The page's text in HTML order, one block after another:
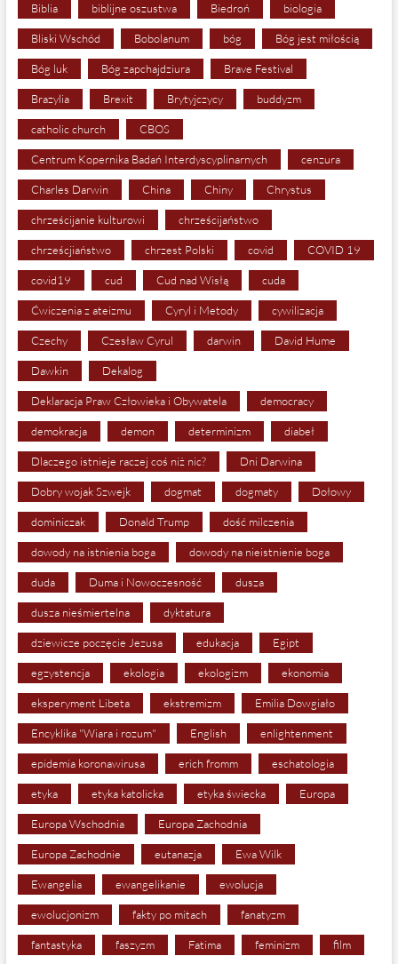
Biblia biblijne oszustwa Biedroń biologia
Bliski Wschód Bobolanum bóg Bóg jest miłością
Bóg luk Bóg zapchajdziura Brave Festival
Brazylia Brexit Brytyjczycy buddyzm
catholic church CBOS
Centrum Kopernika Badań Interdyscyplinarnych cenzura
Charles Darwin China Chiny Chrystus
chrześcijanie kulturowi chrześcijaństwo
chrześcjiaństwo chrzest Polski covid COVID 19
covid19 cud Cud nad Wisłą cuda
Ćwiczenia z ateizmu Cyryl i Metody cywilizacja
Czechy Czesław Cyrul darwin David Hume
Dawkin Dekalog
Deklaracja Praw Człowieka i Obywatela democracy
demokracja demon determinizm diabeł
Dlaczego istnieje raczej coś niż nic? Dni Darwina
Dobry wojak Szwejk dogmat dogmaty Dołowy
dominiczak Donald Trump dość milczenia
dowody na istnienia boga dowody na nieistnienie boga
duda Duma i Nowoczesność dusza
dusza nieśmiertelna dyktatura
dziewicze poczęcie Jezusa edukacja Egipt
egzystencja ekologia ekologizm ekonomia
eksperyment Libeta ekstremizm Emilia Dowgiało
Encyklika "Wiara i rozum" English enlightenment
epidemia koronawirusa erich fromm eschatologia
etyka etyka katolicka etyka świecka Europa
Europa Wschodnia Europa Zachodnia
Europa Zachodnie eutanazja Ewa Wilk
Ewangelia ewangelikanie ewolucja
ewolucjonizm fakty po mitach fanatyzm
fantastyka faszyzm Fatima feminizm film